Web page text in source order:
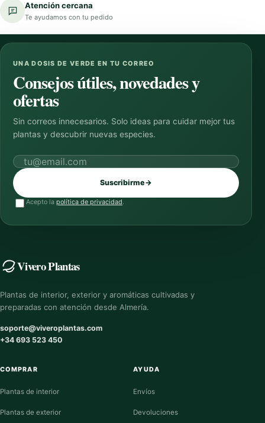
Atención cercana
Te ayudamos con tu pedido
UNA DOSIS DE VERDE EN TU CORREO
Consejos útiles, novedades y
ofertas
Sin correos innecesarios. Solo ideas para cuidar mejor tus
plantas y descubrir nuevas especies.
Correo electrónico
Suscribirme→
Acepto la política de privacidad.
Vivero Plantas
Plantas de interior, exterior y aromáticas cultivadas y
preparadas con atención desde Almería.
soporte@viveroplantas.com
+34 693 523 450
COMPRAR
Plantas de interior
Plantas de exterior
AYUDA
Envíos
Devoluciones